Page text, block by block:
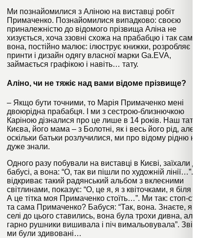
Ми познайомилися з Аліною на виставці робіт
Примаченко. Познайомилися випадково: своєю
приналежністю до відомого прізвища Аліна не
хизується, хоча ззовні схожа на прабабцю і так само, як
вона, постійно малює: ілюструє книжки, розробляє
принти і дизайн одягу власної марки Ga.EVA,
займається графікою і навіть… тату.
Аліно, чи не тяжіє над вами відоме прізвище?
– Якщо бути точними, то Марія Примаченко мені
двоюрідна прабабця. І ми з сестрою-близнючкою
Каріною дізналися про це лише в 14 років. Наш тато з
Києва, його мама – з Болотні, як і весь його рід, але
оскільки батьки розлучилися, ми про відому рідню не
дуже знали.
Одного разу побували на виставці в Києві, заїхали до
бабусі, а вона: “О, так ви пішли по художній лінії…”. І
відкриває такий радянський альбом з вклеєними
світлинами, показує: “О, це я, я з квіточками, я біля хати.
А це тітка моя Примаченко стоїть…”. Ми так: стоп-стоп,
та сама Примаченко? Бабуся: “Так, вона. Знаєте, як у
селі до цього ставились, вона була трохи дивна, але так
гарно рушники вишивала і піч вимальовувала”. Звісно,
ми були здивовані…